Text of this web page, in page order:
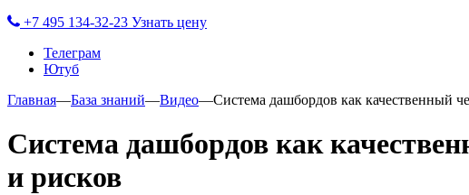
+7 495 134-32-23 Узнать цену
Телеграм
Ютуб
Главная—База знаний—Видео—Система дашбордов как качественный
Система дашбордов как
и рисков